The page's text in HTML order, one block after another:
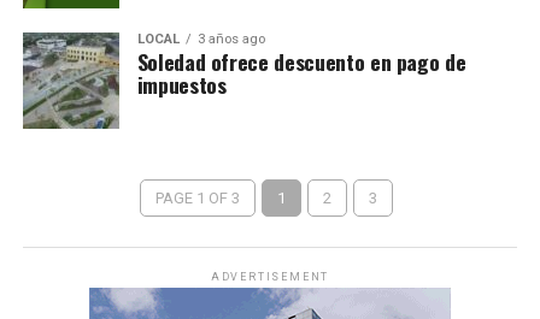
LOCAL 3 años ago
Soledad ofrece descuento en pago de
impuestos
PAGE 1 OF 3 1 2 3
ADVERTISEMENT